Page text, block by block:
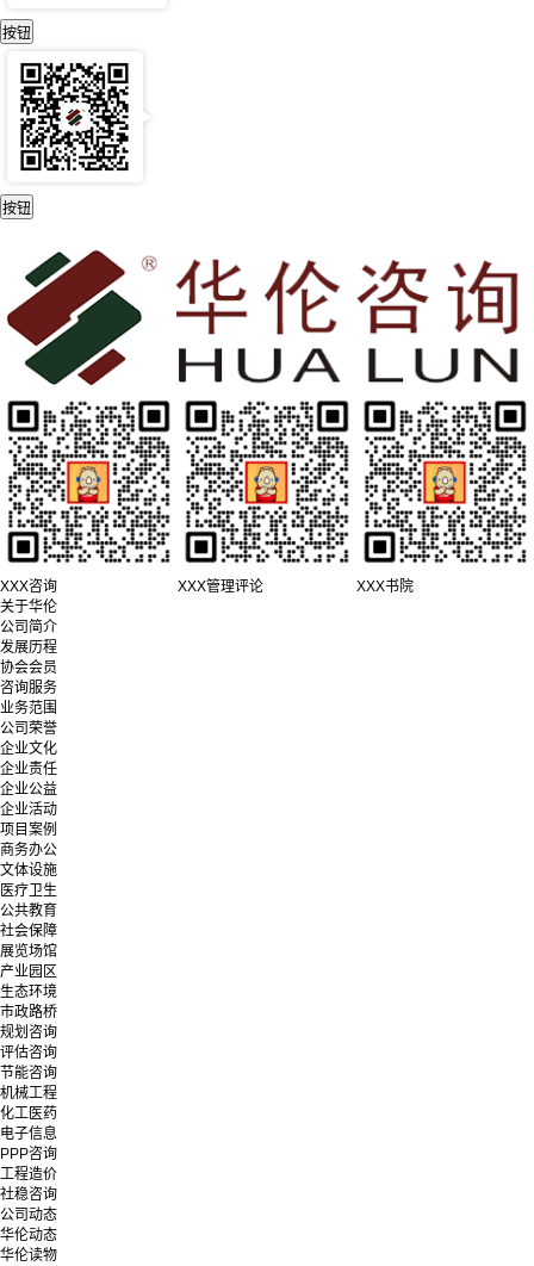
XXX咨询 XXX管理评论
XXX书院
关于华伦
公司简介
发展历程
协会会员
咨询服务
业务范围
公司荣誉
企业文化
企业责任
企业公益
企业活动
项目案例
商务办公
文体设施
医疗卫生
公共教育
社会保障
展览场馆
产业园区
生态环境
市政路桥
规划咨询
评估咨询
节能咨询
机械工程
化工医药
电子信息
PPP咨询
工程造价
社稳咨询
公司动态
华伦动态
华伦读物